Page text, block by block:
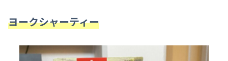
ヨークシャーティー